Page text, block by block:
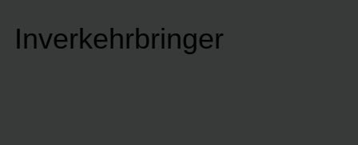
Inverkehrbringer